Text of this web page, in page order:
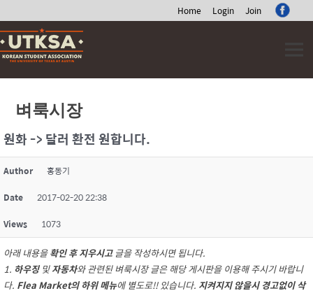
Home Login Join
Skip
to
content
벼룩시장
원화 -> 달러 환전 원합니다.
Author 홍동기
Date 2017-02-20 22:38
Views 1073
아래 내용을확인 후 지우시고글을 작성하시면 됩니다.
1. 하우징및자동차와 관련된 벼룩시장 글은 해당 게시판을 이용해 주시기 바랍니
다. Flea Market의 하위 메뉴에 별도로!! 있습니다. 지켜지지 않을시 경고없이 삭